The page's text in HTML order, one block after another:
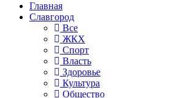
Главная
Славгород
Все
ЖКХ
Спорт
Власть
Здоровье
Культура
Общество